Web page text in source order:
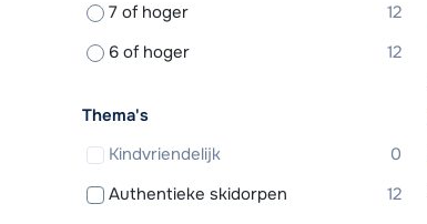
7 of hoger
12
6 of hoger
12
Thema's
Kindvriendelijk
0
Authentieke skidorpen
12